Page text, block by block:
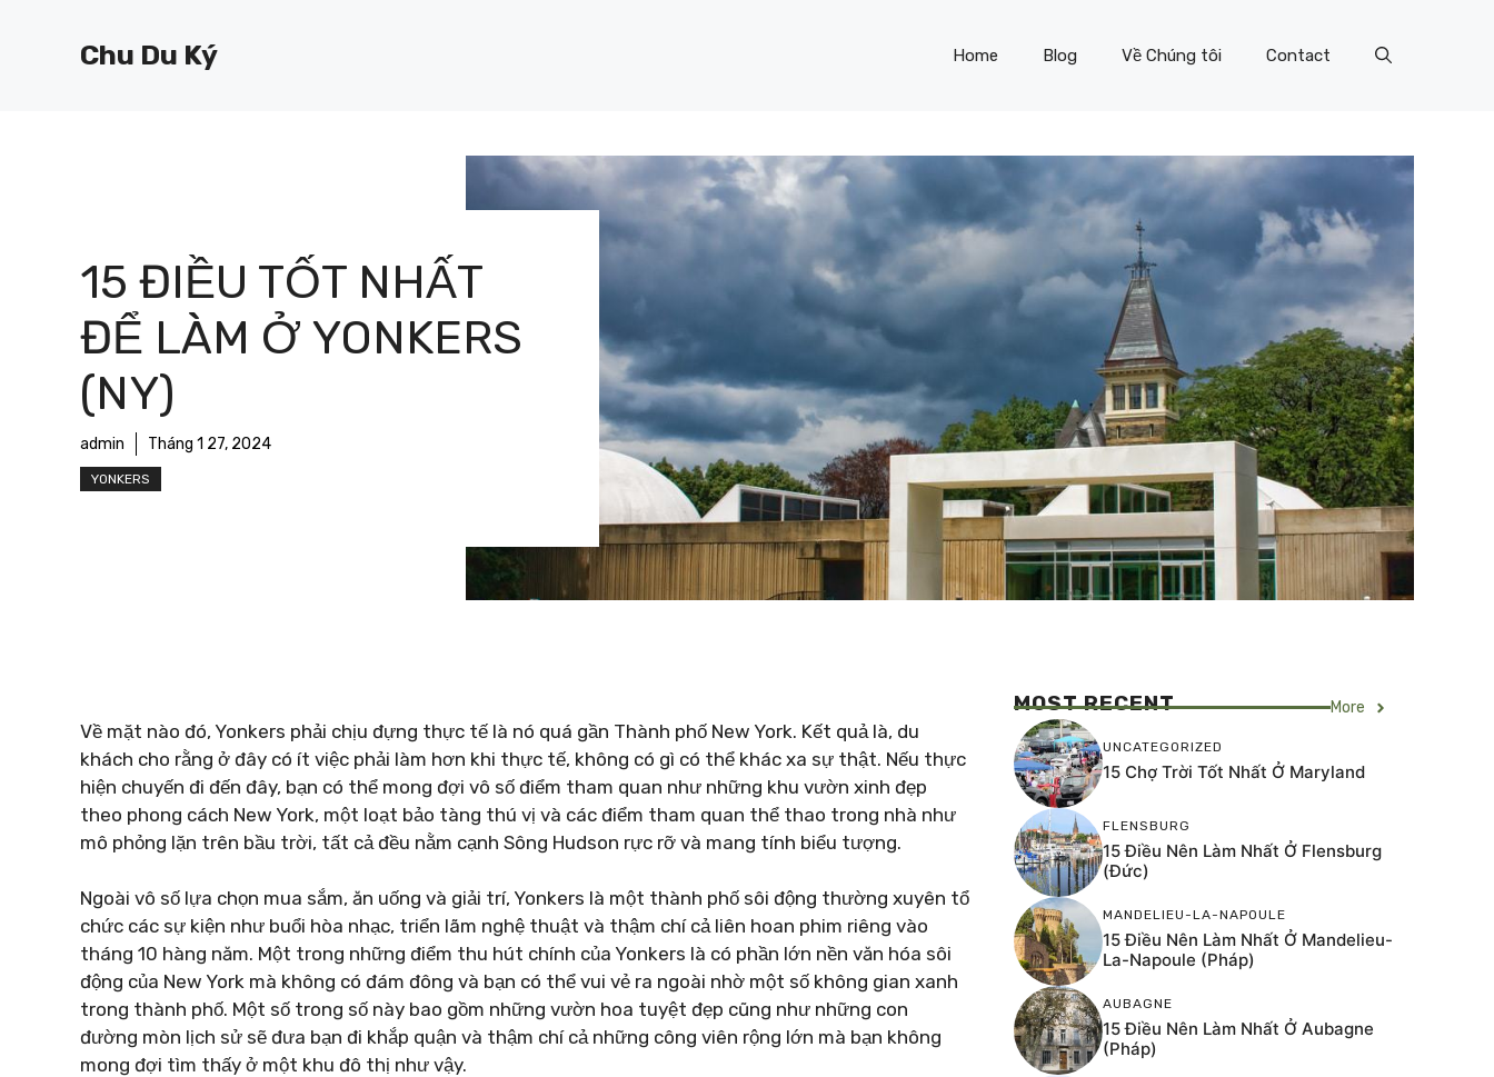
Chu Du Ký Home Blog Về Chúng tôi Contact
15 ĐIỀU TỐT NHẤT
ĐỂ LÀM Ở YONKERS
(NY)
admin Tháng 1 27, 2024
YONKERS
Về mặt nào đó, Yonkers phải chịu đựng thực tế là nó quá gần Thành phố New York. Kết quả là, du
khách cho rằng ở đây có ít việc phải làm hơn khi thực tế, không có gì có thể khác xa sự thật. Nếu thực
hiện chuyến đi đến đây, bạn có thể mong đợi vô số điểm tham quan như những khu vườn xinh đẹp
theo phong cách New York, một loạt bảo tàng thú vị và các điểm tham quan thể thao trong nhà như
mô phỏng lặn trên bầu trời, tất cả đều nằm cạnh Sông Hudson rực rỡ và mang tính biểu tượng.
Ngoài vô số lựa chọn mua sắm, ăn uống và giải trí, Yonkers là một thành phố sôi động thường xuyên tổ
chức các sự kiện như buổi hòa nhạc, triển lãm nghệ thuật và thậm chí cả liên hoan phim riêng vào
tháng 10 hàng năm. Một trong những điểm thu hút chính của Yonkers là có phần lớn nền văn hóa sôi
động của New York mà không có đám đông và bạn có thể vui vẻ ra ngoài nhờ một số không gian xanh
trong thành phố. Một số trong số này bao gồm những vườn hoa tuyệt đẹp cũng như những con
đường mòn lịch sử sẽ đưa bạn đi khắp quận và thậm chí cả những công viên rộng lớn mà bạn không
mong đợi tìm thấy ở một khu đô thị như vậy.
MOST RECENT More
UNCATEGORIZED
15 Chợ Trời Tốt Nhất Ở Maryland
FLENSBURG
15 Điều Nên Làm Nhất Ở Flensburg
(Đức)
MANDELIEU-LA-NAPOULE
15 Điều Nên Làm Nhất Ở Mandelieu-
La-Napoule (Pháp)
AUBAGNE
15 Điều Nên Làm Nhất Ở Aubagne
(Pháp)